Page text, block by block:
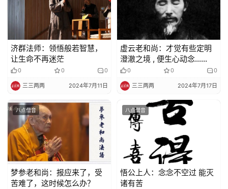
济群法师：领悟般若智慧，
让生命不再迷茫
0 0 0
三三两两 2024年7月11日
虚云老和尚：才觉有些定明
澄澈之境 , 便生心动念……
0 0 0
三三两两 2024年7月17日
八点僧音
梦参老和尚：报应来了，受
苦难了，这时候怎么办？
八点僧音
悟公上人：念念不空过 能灭
诸有苦